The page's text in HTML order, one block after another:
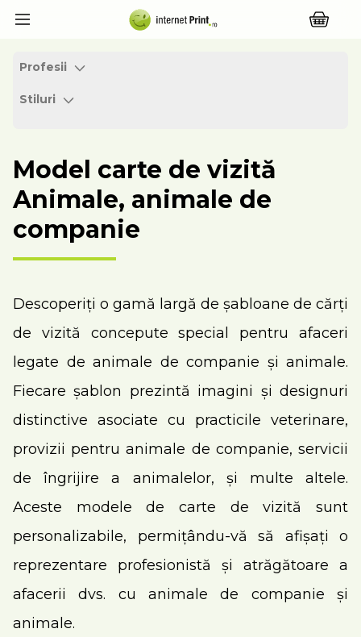
Profesii
Stiluri
Model carte de vizită
Animale, animale de
companie
Descoperiți o gamă largă de șabloane de cărți
de vizită concepute special pentru afaceri
legate de animale de companie și animale.
Fiecare șablon prezintă imagini și designuri
distinctive asociate cu practicile veterinare,
provizii pentru animale de companie, servicii
de îngrijire a animalelor, și multe altele.
Aceste modele de carte de vizită sunt
personalizabile, permițându-vă să afișați o
reprezentare profesionistă și atrăgătoare a
afacerii dvs. cu animale de companie și
animale.